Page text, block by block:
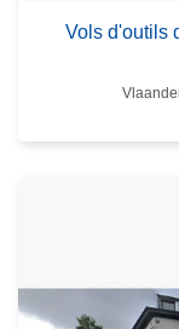
Vols d'outils
Lieux